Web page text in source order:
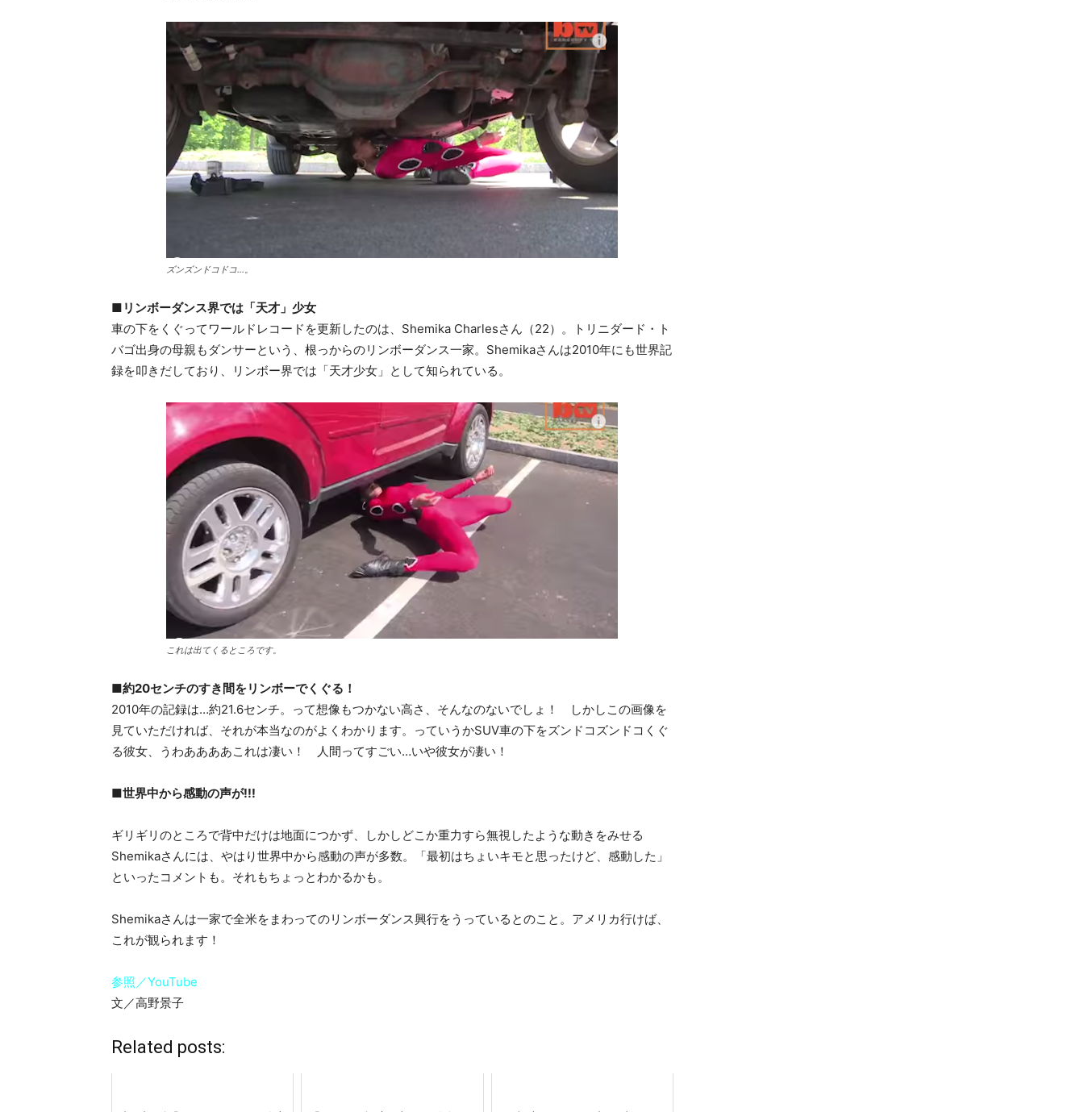
ズンズンドコドコ…。
■リンボーダンス界では「天才」少女
車の下をくぐってワールドレコードを更新したのは、Shemika Charlesさん（22）。トリニダード・ト
バゴ出身の母親もダンサーという、根っからのリンボーダンス一家。Shemikaさんは2010年にも世界記
録を叩きだしており、リンボー界では「天才少女」として知られている。
これは出てくるところです。
■約20センチのすき間をリンボーでくぐる！
2010年の記録は…約21.6センチ。って想像もつかない高さ、そんなのないでしょ！ しかしこの画像を
見ていただければ、それが本当なのがよくわかります。っていうかSUV車の下をズンドコズンドコくぐ
る彼女、うわああああこれは凄い！ 人間ってすごい…いや彼女が凄い！
■世界中から感動の声が!!!
ギリギリのところで背中だけは地面につかず、しかしどこか重力すら無視したような動きをみせる
Shemikaさんには、やはり世界中から感動の声が多数。「最初はちょいキモと思ったけど、感動した」
といったコメントも。それもちょっとわかるかも。
Shemikaさんは一家で全米をまわってのリンボーダンス興行をうっているとのこと。アメリカ行けば、
これが観られます！
参照／YouTube
文／高野景子
Related posts: